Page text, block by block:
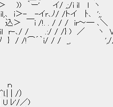
ー' イ/ ,;/i il l ヽ
-イr､ﾉ/ /トイ ﾄ､
i /!. . / / / ir～─ ､
.:/ / /} ) ／ ヽ
!⌒´｀i/ / / _, ',//
)